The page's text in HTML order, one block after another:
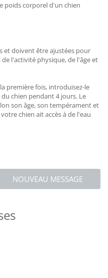
poids corporel d'un chien
et doivent être ajustées pour
l'activité physique, de l'âge et
première fois, introduisez-le
chien pendant 4 jours. Le
son âge, son tempérament et
chien ait accès à de l'eau
NOUVEAU MESSAGE